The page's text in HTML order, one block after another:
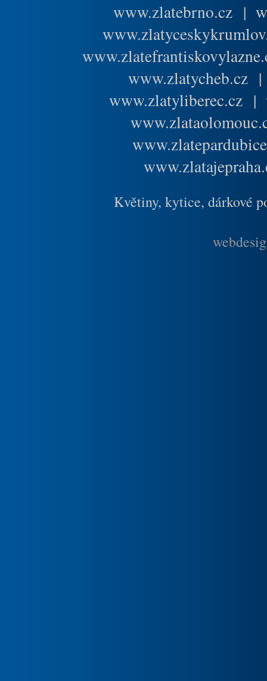
www.zlatebrno.cz |
www.zlatycheb.cz
www.zlatyliberec.cz |
Květiny, kytice, dárkové